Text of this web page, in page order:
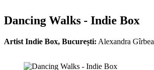
Dancing Walks - Indie Box
Artist Indie Box, București: Alexandra Gîrbea